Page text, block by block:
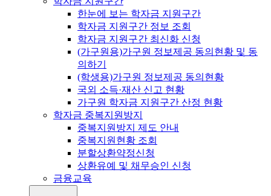
한눈에 보는 학자금 지원구간
학자금 지원구간 정보 조회
학자금 지원구간 최신화 신청
(가구원용)가구원 정보제공 동의현황 및 동
의하기
(학생용)가구원 정보제공 동의현황
국외 소득·재산 신고 현황
가구원 학자금 지원구간 산정 현황
학자금 중복지원방지
중복지원방지 제도 안내
중복지원현황 조회
분할상환약정신청
상환유예 및 채무승인 신청
금융교육